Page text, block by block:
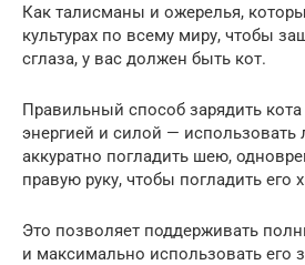
Как талисманы и ожерелья,
культурах по всему миру, чтобы
сглаза, у вас должен быть кот.
Правильный способ зарядить
энергией и силой — использовать
аккуратно погладить шею,
правую руку, чтобы погладить его
Это позволяет поддерживать
и максимально использовать его